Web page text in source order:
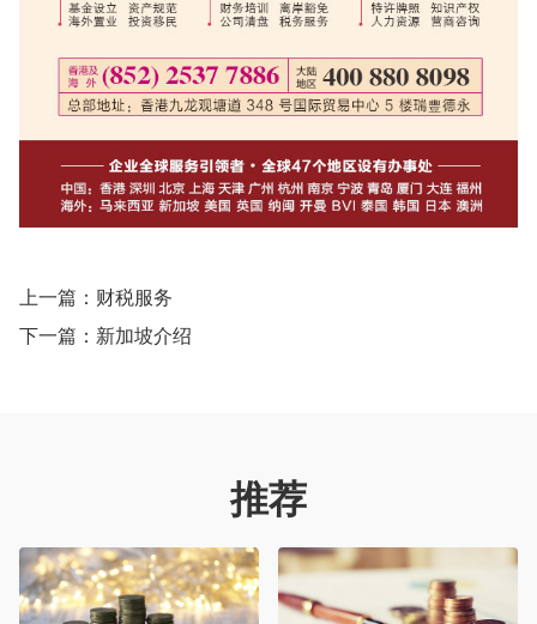
上一篇： 财税服务
下一篇： 新加坡介绍
推荐